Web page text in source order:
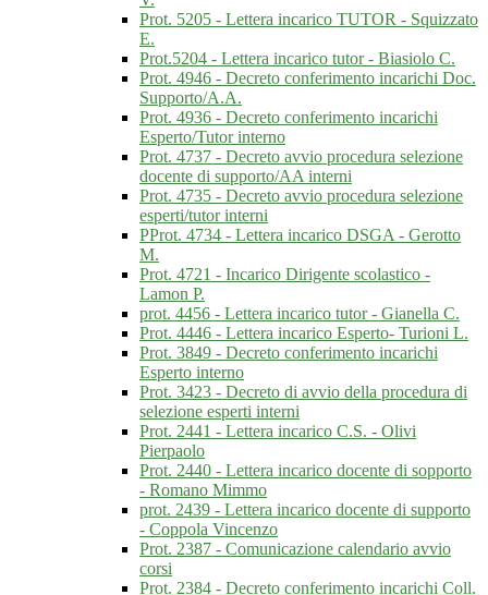
Prot. 5205 - Lettera incarico TUTOR - Squizzato
E.
Prot.5204 - Lettera incarico tutor - Biasiolo C.
Prot. 4946 - Decreto conferimento incarichi Doc.
Supporto/A.A.
Prot. 4936 - Decreto conferimento incarichi
Esperto/Tutor interno
Prot. 4737 - Decreto avvio procedura selezione
docente di supporto/AA interni
Prot. 4735 - Decreto avvio procedura selezione
esperti/tutor interni
PProt. 4734 - Lettera incarico DSGA - Gerotto
M.
Prot. 4721 - Incarico Dirigente scolastico -
Lamon P.
prot. 4456 - Lettera incarico tutor - Gianella C.
Prot. 4446 - Lettera incarico Esperto- Turioni L.
Prot. 3849 - Decreto conferimento incarichi
Esperto interno
Prot. 3423 - Decreto di avvio della procedura di
selezione esperti interni
Prot. 2441 - Lettera incarico C.S. - Olivi
Pierpaolo
Prot. 2440 - Lettera incarico docente di sopporto
- Romano Mimmo
prot. 2439 - Lettera incarico docente di supporto
- Coppola Vincenzo
Prot. 2387 - Comunicazione calendario avvio
corsi
Prot. 2384 - Decreto conferimento incarichi Coll.